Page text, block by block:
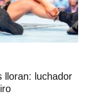
lloran: luchador